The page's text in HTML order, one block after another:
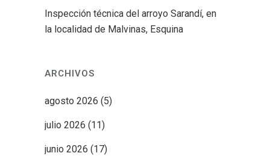
Inspección técnica del arroyo Sarandí, en
la localidad de Malvinas, Esquina
ARCHIVOS
agosto 2026 (5)
julio 2026 (11)
junio 2026 (17)